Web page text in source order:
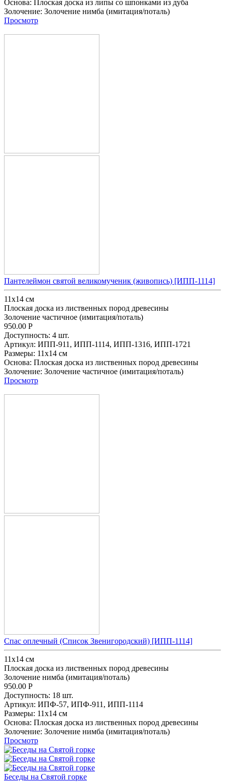
Основа:
Плоская доска из липы со шпонками из дуба
Золочение: Золочение нимба (имитация/поталь)
Просмотр
Пантелеймон святой великомученик (живопись) [ИПП-1114]
11х14 см
Плоская доска из лиственных пород древесины
Золочение частичное (имитация/поталь)
950.00 Р
Доступность: 4 шт.
Артикул: ИПП-911, ИПП-1114, ИПП-1316, ИПП-1721
Размеры: 11х14 см
Основа: Плоская доска из лиственных пород древесины
Золочение: Золочение частичное (имитация/поталь)
Просмотр
Спас оплечный (Список Звенигородский) [ИПП-1114]
11х14 см
Плоская доска из лиственных пород древесины
Золочение нимба (имитация/поталь)
950.00 Р
Доступность: 18 шт.
Артикул: ИПФ-57, ИПФ-911, ИПП-1114
Размеры: 11х14 см
Основа: Плоская доска из лиственных пород древесины
Золочение: Золочение нимба (имитация/поталь)
Просмотр
Беседы на Святой горке